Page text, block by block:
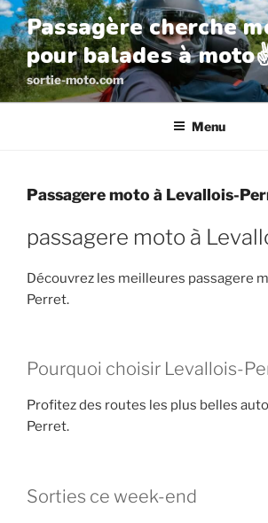
Aller
au
contenu
principal
Passagère cherche
pour balades à
sortie-moto.com
Menu
Passagere moto à Levallois-
passagere moto à
Découvrez les meilleures passagere
Perret.
Pourquoi choisir Levallois-
Profitez des routes les plus belles
Perret.
Sorties ce week-end